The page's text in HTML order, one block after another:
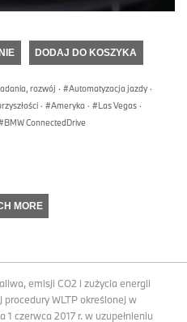
DODAJ DO KOSZYKA
rozwój · Automatyzacja jazdy ·
· Ameryka · Las Vegas ·
BMW ConnectedDrive
MORE
emisji CO2 i zużycia energii
WLTP określonej w
1 czerwca 2017 r. w uzupełnieniu